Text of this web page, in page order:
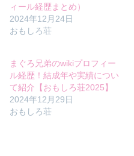
ィール経歴まとめ）
2024年12月24日
おもしろ荘
まぐろ兄弟のwikiプロフィー
ル経歴！結成年や実績につい
て紹介【おもしろ荘2025】
2024年12月29日
おもしろ荘